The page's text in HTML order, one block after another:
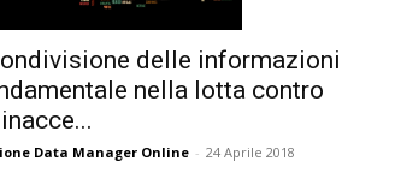
delle informazioni
nella lotta contro
Data Manager Online - 24 Aprile 2018